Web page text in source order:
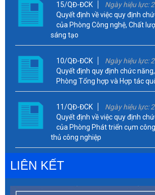
15/QĐ-ĐCK
Ngày hiệu lực:
Quyết định về việc quy định
của Phòng Công nghệ, Chất
sáng tạo
10/QĐ-ĐCK
Ngày hiệu lực:
Quyết định quy định chức
Phòng Tổng hợp và Hợp tác
11/QĐ-ĐCK
Ngày hiệu lực:
Quyết định về việc quy định
của Phòng Phát triển cụm
thủ công nghiệp
LIÊN KẾT